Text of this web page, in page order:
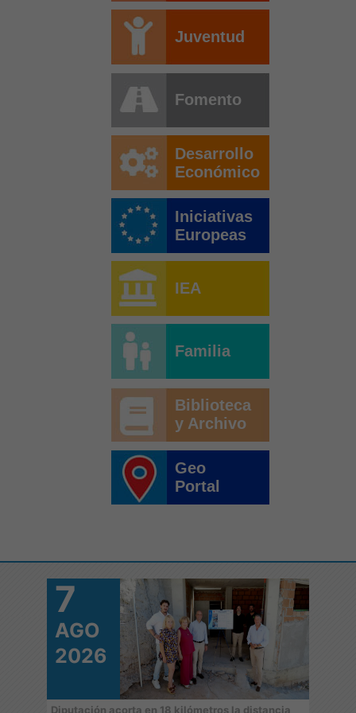
Juventud
Fomento
Desarrollo
Económico
Iniciativas
Europeas
IEA
Familia
Biblioteca
y Archivo
Geo
Portal
7
AGO
2026
Diputación acorta en 18 kilómetros la distancia